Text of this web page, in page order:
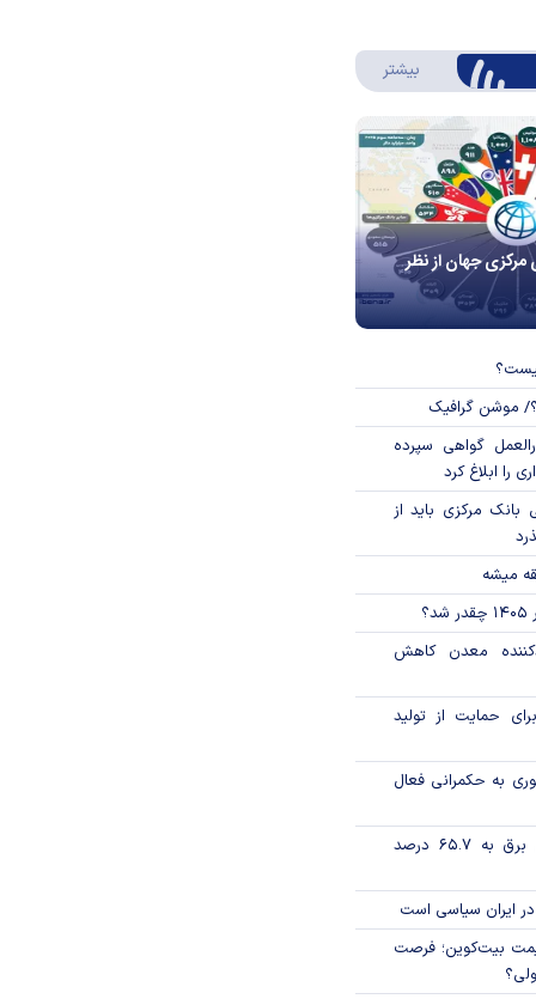
بیشتر درباره اینفوگرافیک
مرکزی جهان از نظر
موشن گرافیک
گواهی سپرده
را ابلاغ کرد
مرکزی باید از
میشه
معدن کاهش
حمایت از تولید
به حکمرانی فعال
تورم فصلی بخش برق به ۶۵.۷ درصد
ایران سیاسی است
قیمت بیت‌کوین؛ فرصت